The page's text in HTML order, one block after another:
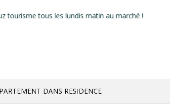
tous les lundis matin au marché !
DANS RESIDENCE